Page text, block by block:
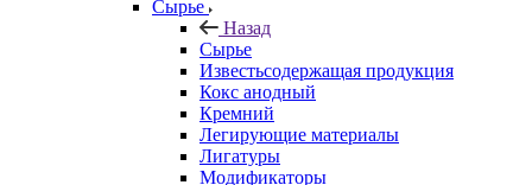
Сырье
Назад
Сырье
Известьсодержащая продукция
Кокс анодный
Кремний
Легирующие материалы
Лигатуры
Модификаторы